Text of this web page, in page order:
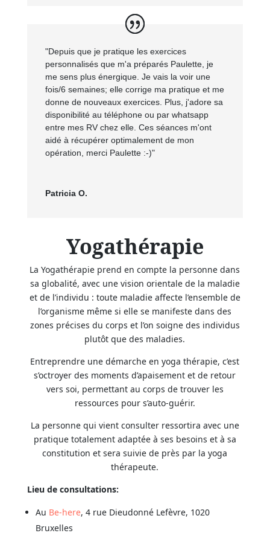
"Depuis que je pratique les exercices
personnalisés que m'a préparés Paulette, je
me sens plus énergique. Je vais la voir une
fois/6 semaines; elle corrige ma pratique et me
donne de nouveaux exercices. Plus, j'adore sa
disponibilité au téléphone ou par whatsapp
entre mes RV chez elle. Ces séances m'ont
aidé à récupérer optimalement de mon
opération, merci Paulette :-)"
Patricia O.
Yogathérapie
La Yogathérapie prend en compte la personne dans
sa globalité, avec une vision orientale de la maladie
et de l’individu : toute maladie affecte l’ensemble de
l’organisme même si elle se manifeste dans des
zones précises du corps et l’on soigne des individus
plutôt que des maladies.
Entreprendre une démarche en yoga thérapie, c’est
s’octroyer des moments d’apaisement et de retour
vers soi, permettant au corps de trouver les
ressources pour s’auto-guérir.
La personne qui vient consulter ressortira avec une
pratique totalement adaptée à ses besoins et à sa
constitution et sera suivie de près par la yoga
thérapeute.
Lieu de consultations:
Au Be-here, 4 rue Dieudonné Lefèvre, 1020
Bruxelles